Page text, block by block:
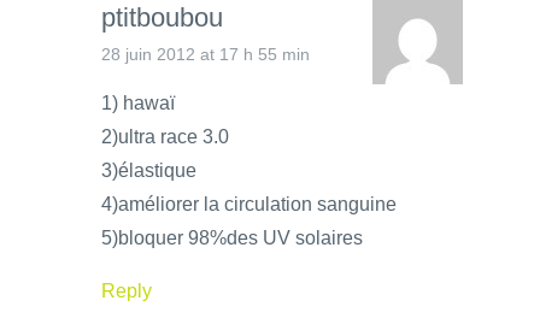
ptitboubou
28 juin 2012 at 17 h 55 min
1) hawaï
2)ultra race 3.0
3)élastique
4)améliorer la circulation sanguine
5)bloquer 98%des UV solaires
Reply